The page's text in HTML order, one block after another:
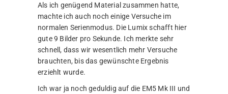
Als ich genügend Material zusammen hatte,
machte ich auch noch einige Versuche im
normalen Serienmodus. Die Lumix schafft hier
gute 9 Bilder pro Sekunde. Ich merkte sehr
schnell, dass wir wesentlich mehr Versuche
brauchten, bis das gewünschte Ergebnis
erziehlt wurde.
Ich war ja noch geduldig auf die EM5 Mk III und